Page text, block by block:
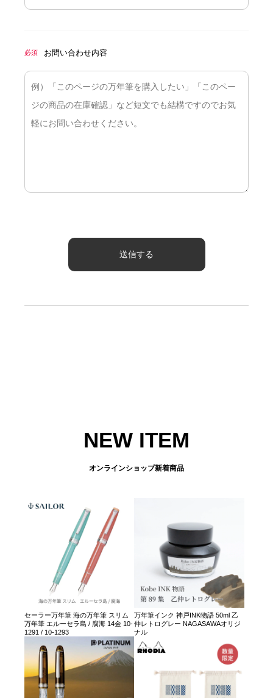
必須 お問い合わせ内容
NEW ITEM
オンラインショップ新着商品
セーラー万年筆 海の万年筆 スリム
万年筆 エルーセラ島 / 腐海 14金 10-
1291 / 10-1293
万年筆インク 神戸INK物語 50ml 乙
仲レトログレー NAGASAWAオリジ
ナル